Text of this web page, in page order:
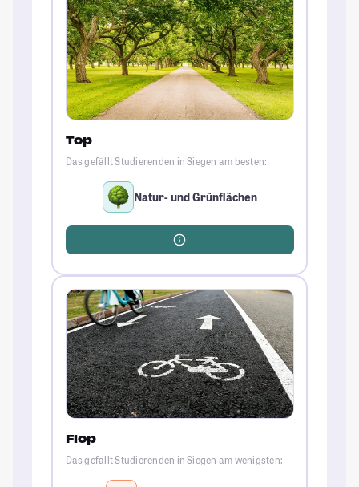
Top
Das gefällt Studierenden in Siegen am besten:
Natur- und Grünflächen
Flop
Das gefällt Studierenden in Siegen am wenigsten: